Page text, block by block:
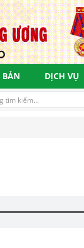
BẢN DỊCH VỤ